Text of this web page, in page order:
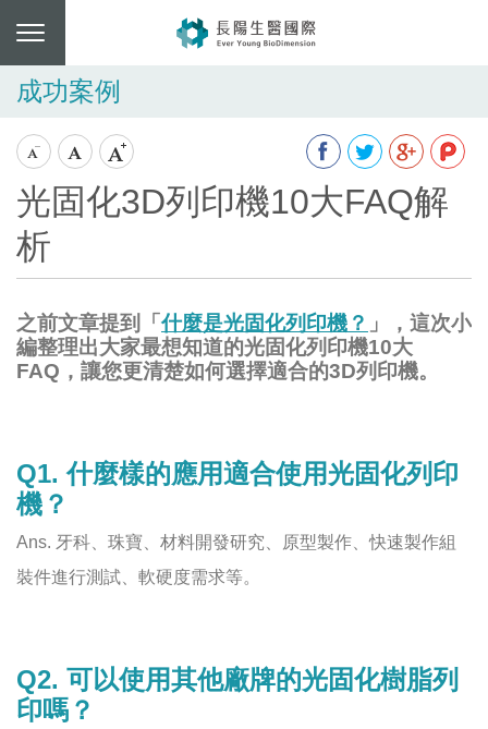
成功案例
光固化3D列印機10大FAQ解
析
之前文章提到「 什麼是光固化列印機？ 」，這次小
編整理出大家最想知道的光固化列印機10大
FAQ，讓您更清楚如何選擇適合的3D列印機。
Q1. 什麼樣的應用適合使用光固化列印
機？
Ans. 牙科、珠寶、材料開發研究、原型製作、快速製作組
裝件進行測試、軟硬度需求等。
Q2. 可以使用其他廠牌的光固化樹脂列
印嗎？